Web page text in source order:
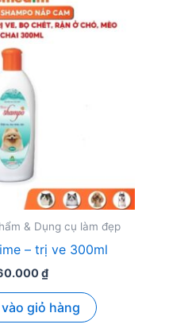
& Dụng cụ làm đẹp
– trị ve 300ml
₫
giỏ hàng